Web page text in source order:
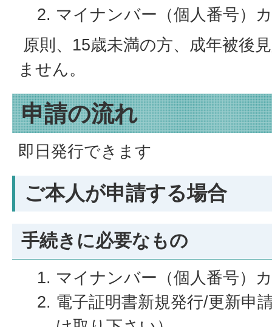
マイナンバー（個人番号）
原則、15歳未満の方、成年被後
ません。
申請の流れ
即日発行できます
ご本人が申請する場合
手続きに必要なもの
マイナンバー（個人番号）
電子証明書新規発行/更新申